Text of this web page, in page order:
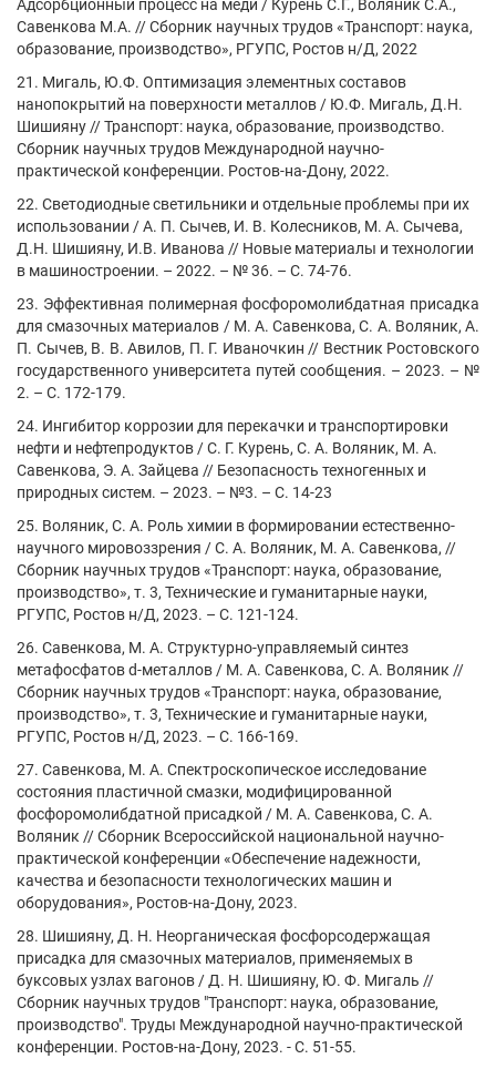
Адсорбционный процесс на меди / Курень С.Г., Воляник С.А.,
Савенкова М.А. // Сборник научных трудов «Транспорт: наука,
образование, производство», РГУПС, Ростов н/Д, 2022
21. Мигаль, Ю.Ф. Оптимизация элементных составов
нанопокрытий на поверхности металлов / Ю.Ф. Мигаль, Д.Н.
Шишияну // Транспорт: наука, образование, производство.
Сборник научных трудов Международной научно-
практической конференции. Ростов-на-Дону, 2022.
22. Светодиодные светильники и отдельные проблемы при их
использовании / А. П. Сычев, И. В. Колесников, М. А. Сычева,
Д.Н. Шишияну, И.В. Иванова // Новые материалы и технологии
в машиностроении. – 2022. – № 36. – С. 74-76.
23. Эффективная полимерная фосфоромолибдатная присадка
для смазочных материалов / М. А. Савенкова, С. А. Воляник, А.
П. Сычев, В. В. Авилов, П. Г. Иваночкин // Вестник Ростовского
государственного университета путей сообщения. – 2023. – №
2. – С. 172-179.
24. Ингибитор коррозии для перекачки и транспортировки
нефти и нефтепродуктов / С. Г. Курень, С. А. Воляник, М. А.
Савенкова, Э. А. Зайцева // Безопасность техногенных и
природных систем. – 2023. – №3. – С. 14-23
25. Воляник, С. А. Роль химии в формировании естественно-
научного мировоззрения / С. А. Воляник, М. А. Савенкова, //
Сборник научных трудов «Транспорт: наука, образование,
производство», т. 3, Технические и гуманитарные науки,
РГУПС, Ростов н/Д, 2023. – С. 121-124.
26. Савенкова, М. А. Структурно-управляемый синтез
метафосфатов d-металлов / М. А. Савенкова, С. А. Воляник //
Сборник научных трудов «Транспорт: наука, образование,
производство», т. 3, Технические и гуманитарные науки,
РГУПС, Ростов н/Д, 2023. – С. 166-169.
27. Савенкова, М. А. Спектроскопическое исследование
состояния пластичной смазки, модифицированной
фосфоромолибдатной присадкой / М. А. Савенкова, С. А.
Воляник // Сборник Всероссийской национальной научно-
практической конференции «Обеспечение надежности,
качества и безопасности технологических машин и
оборудования», Ростов-на-Дону, 2023.
28. Шишияну, Д. Н. Неорганическая фосфорсодержащая
присадка для смазочных материалов, применяемых в
буксовых узлах вагонов / Д. Н. Шишияну, Ю. Ф. Мигаль //
Сборник научных трудов "Транспорт: наука, образование,
производство". Труды Международной научно-практической
конференции. Ростов-на-Дону, 2023. - С. 51-55.